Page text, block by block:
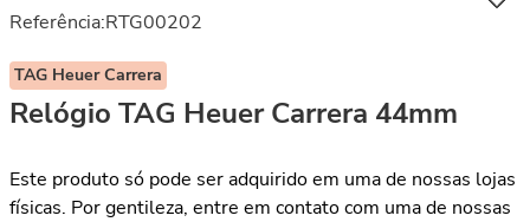
Referência:RTG00202
TAG Heuer Carrera
Relógio TAG Heuer Carrera 44mm
Este produto só pode ser adquirido em uma de nossas lojas
físicas. Por gentileza, entre em contato com uma de nossas